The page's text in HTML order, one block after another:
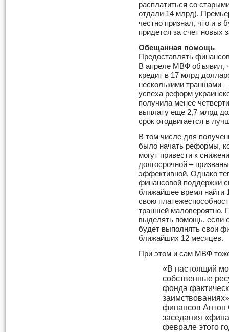
расплатиться со
отдали 14 млрд).
честно признал, что и в
придется за счет новых
Обещанная помощь
Предоставлять
В апреле МВФ объявил,
кредит в 17 млрд
несколькими траншами
успеха реформ
получила менее
выплату еще 2,7 млрд
срок отодвигается в
В том числе для
было начать реформы,
могут привести к
долгосрочной –
эффективной. Однако
финансовой поддержки
ближайшее время найти
свою
траншей
выделять помощь, если
будет выполнять свои
ближайших 12 месяцев.
При этом и сам МВФ
«В настоящий
собственные
фонда
финансов Антон
заседания
феврале этого